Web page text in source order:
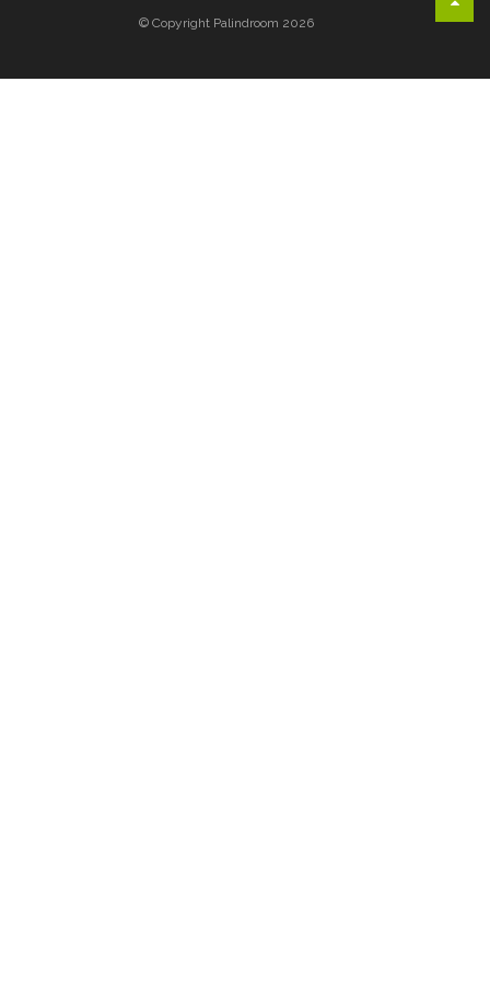
© Copyright Palindroom 2026